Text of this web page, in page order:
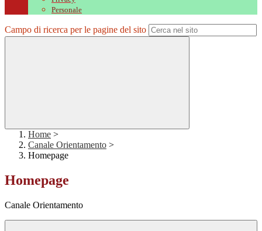
Personale
Campo di ricerca per le pagine del sito
Home >
Canale Orientamento >
Homepage
Homepage
Canale Orientamento